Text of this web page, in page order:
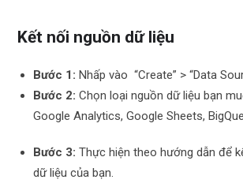
Kết nối nguồn dữ liệu
Bước 1: Nhấp vào “Create” > “Data
Bước 2: Chọn loại nguồn dữ liệu bạn
Google Analytics, Google Sheets,
Bước 3: Thực hiện theo hướng dẫn để
dữ liệu của bạn.